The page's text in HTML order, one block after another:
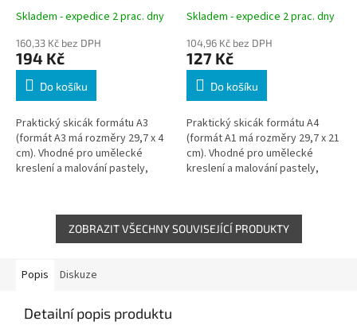
listů
Skladem - expedice 2 prac. dny
160,33 Kč bez DPH
194 Kč
Do košíku
Praktický skicák formátu A3
(formát A3 má rozměry 29,7 x 4
cm). Vhodné pro umělecké
kreslení a malování pastely,
listů
Skladem - expedice 2 prac. dny
104,96 Kč bez DPH
127 Kč
Do košíku
Praktický skicák formátu A4
(formát A1 má rozměry 29,7 x 21
cm). Vhodné pro umělecké
kreslení a malování pastely,
ZOBRAZIT VŠECHNY SOUVISEJÍCÍ PRODUKTY
Popis Diskuze
Detailní popis produktu